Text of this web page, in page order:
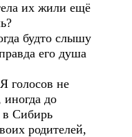
их жили ещё
будто слышу
его душа
голосов не
до
в Сибирь
родителей,